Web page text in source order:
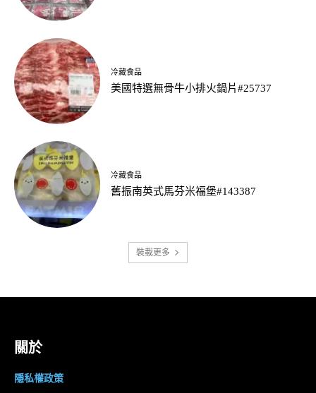
冷藏食品
美國特選無骨牛小排火鍋片#25737
冷藏食品
舊振南英式馬芬米福堡#143387
裝載更多
關於
隱私權政策